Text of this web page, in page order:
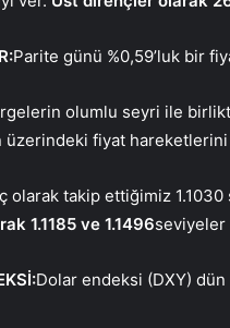
:Parite günü %0,59’luk bir
olumlu seyri ile
üzerindeki fiyat
olarak takip ettiğimiz
1.1185 ve 1.1496seviyeler
:Dolar endeksi (DXY) dün